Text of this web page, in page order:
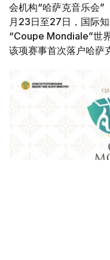
会机构“哈萨克音乐会
月23日至27日，国际
“Coupe Mondiale”世
该项赛事首次落户哈萨